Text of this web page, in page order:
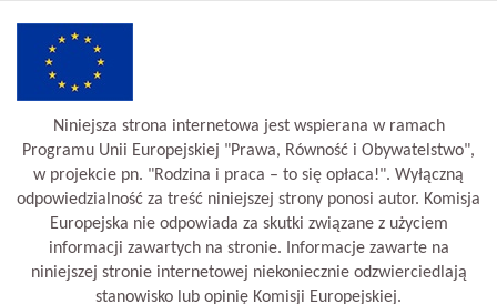
Niniejsza strona internetowa jest wspierana w ramach
Programu Unii Europejskiej "Prawa, Równość i Obywatelstwo",
w projekcie pn. "Rodzina i praca – to się opłaca!". Wyłączną
odpowiedzialność za treść niniejszej strony ponosi autor. Komisja
Europejska nie odpowiada za skutki związane z użyciem
informacji zawartych na stronie. Informacje zawarte na
niniejszej stronie internetowej niekoniecznie odzwierciedlają
stanowisko lub opinię Komisji Europejskiej.